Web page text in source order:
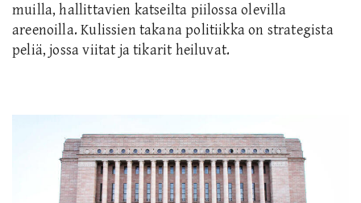
muilla, hallittavien katseilta piilossa olevilla
areenoilla. Kulissien takana politiikka on strategista
peliä, jossa viitat ja tikarit heiluvat.